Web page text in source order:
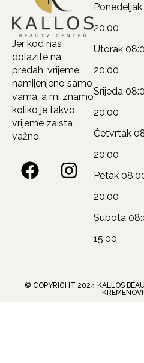
Jer kod nas
dolazite na
predah, vrijeme
namijenjeno samo
vama, a mi znamo
koliko je takvo
vrijeme zaista
važno.
Ponedeljak
20:00
Utorak
20:00
Srijeda
20:00
Četvrtak
20:00
Petak
20:00
Subota
15:00
© COPYRIGHT 2024 KALLOS